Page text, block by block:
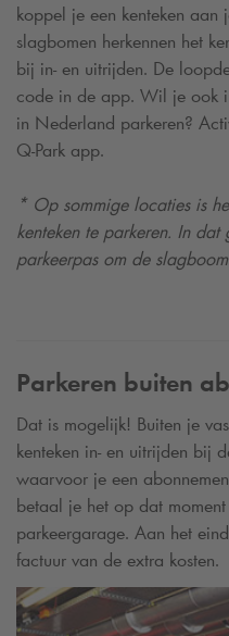
koppel je een kenteken aan
slagbomen herkennen het
bij in- en uitrijden. De
code in de app. Wil je ook
in Nederland parkeren?
Q-Park app.
* Op sommige locaties is
kenteken te parkeren. In
parkeerpas om de
Parkeren buiten
Dat is mogelijk! Buiten je
kenteken in- en uitrijden bij
waarvoor je een
betaal je het op dat
parkeergarage. Aan het
factuur van de extra kosten.